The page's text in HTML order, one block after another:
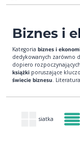
Biznes i
Kategoria biznes i
dedykowanych zarówno
dopiero
książki poruszające
świecie biznesu .
siatka